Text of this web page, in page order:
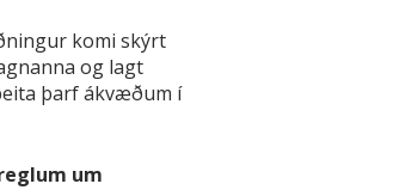
komi skýrt
og lagt
þarf ákvæðum í
um